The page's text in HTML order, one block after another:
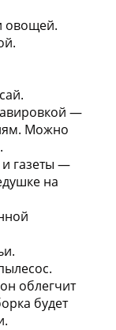
овощей.
—
Можно
газеты —
на
облегчит
будет